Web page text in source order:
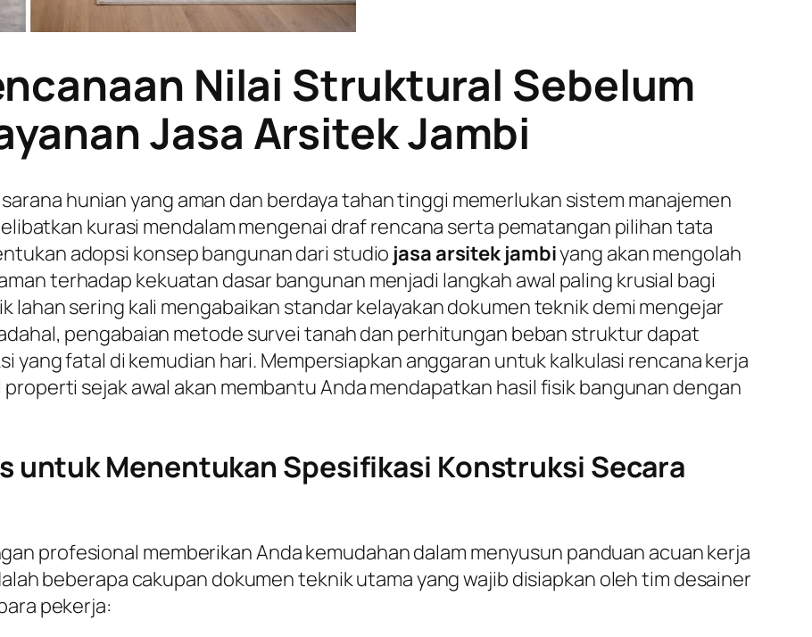
Nilai Struktural Sebelum
Jasa Arsitek Jambi
hunian yang aman dan berdaya tahan tinggi memerlukan sistem manajemen
kurasi mendalam mengenai draf rencana serta pematangan pilihan tata
adopsi konsep bangunan dari studio jasa arsitek jambiyang akan mengolah
terhadap kekuatan dasar bangunan menjadi langkah awal paling krusial bagi
lahan sering kali mengabaikan standar kelayakan dokumen teknik demi mengejar
pengabaian metode survei tanah dan perhitungan beban struktur dapat
yang fatal di kemudian hari. Mempersiapkan anggaran untuk kalkulasi rencana kerja
sejak awal akan membantu Anda mendapatkan hasil fisik bangunan dengan
untuk Menentukan Spesifikasi Konstruksi Secara
profesional memberikan Anda kemudahan dalam menyusun panduan acuan kerja
beberapa cakupan dokumen teknik utama yang wajib disiapkan oleh tim desainer
pekerja: